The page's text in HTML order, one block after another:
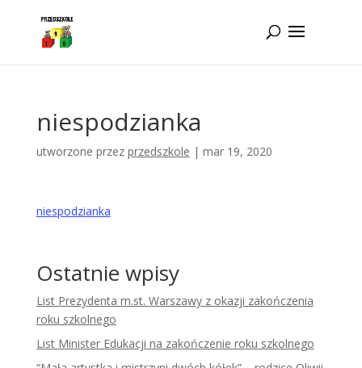
niespodzianka
utworzone przez przedszkole | mar 19, 2020
niespodzianka
Ostatnie wpisy
List Prezydenta m.st. Warszawy z okazji zakończenia
roku szkolnego
List Minister Edukacji na zakończenie roku szkolnego